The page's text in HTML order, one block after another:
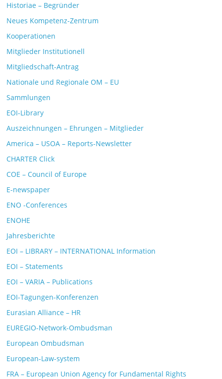
Historiae – Begründer
Neues Kompetenz-Zentrum
Kooperationen
Mitglieder Institutionell
Mitgliedschaft-Antrag
Nationale und Regionale OM – EU
Sammlungen
EOI-Library
Auszeichnungen – Ehrungen – Mitglieder
America – USOA – Reports-Newsletter
CHARTER Click
COE – Council of Europe
E-newspaper
ENO -Conferences
ENOHE
Jahresberichte
EOI – LIBRARY – INTERNATIONAL Information
EOI – Statements
EOI – VARIA – Publications
EOI-Tagungen-Konferenzen
Eurasian Alliance – HR
EUREGIO-Network-Ombudsman
European Ombudsman
European-Law-system
FRA – European Union Agency for Fundamental Rights